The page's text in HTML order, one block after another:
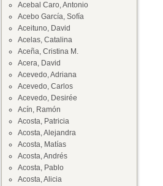
Acebal Caro, Antonio
Acebo García, Sofía
Aceituno, David
Acelas, Catalina
Aceña, Cristina M.
Acera, David
Acevedo, Adriana
Acevedo, Carlos
Acevedo, Desirée
Acín, Ramón
Acosta, Patricia
Acosta, Alejandra
Acosta, Matías
Acosta, Andrés
Acosta, Pablo
Acosta, Alicia